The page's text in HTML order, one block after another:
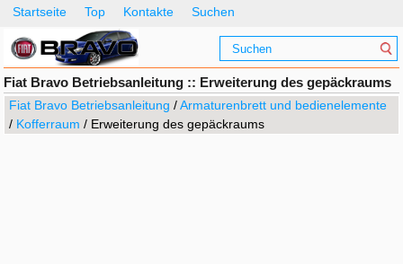
Startseite Top Kontakte Suchen
Fiat Bravo Betriebsanleitung :: Erweiterung des gepäckraums
Fiat Bravo Betriebsanleitung /Armaturenbrett und bedienelemente
/ Kofferraum / Erweiterung des gepäckraums